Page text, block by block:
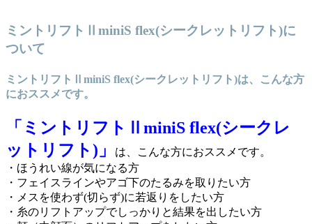
ミントリフトⅡminiS flex(シークレットリフト)に
ついて
ミントリフトⅡminiS flex(シークレットリフト)は、こんな方
におススメです。
「ミントリフトⅡminiS flex(シークレ
ットリフト)」
は、こんな方におススメです。
・ほうれい線が気になる方
・フェイスラインやアゴ下のたるみを取りたい方
・メスを使わず(切らず)に若返りをしたい方
・糸のリフトアップでしっかりと結果を出したい方